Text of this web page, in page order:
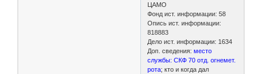
ЦАМО
Фонд ист. информации: 58
Опись ист. информации:
818883
Дело ист. информации: 1634
Доп. сведения:место
службы: СКФ 70 отд. огнемет.
рота; кто и когда дал